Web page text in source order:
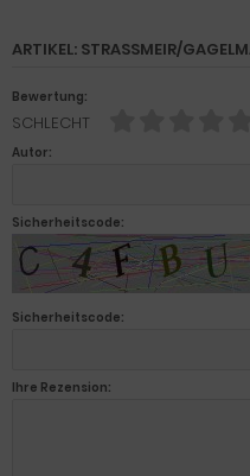
ARTIKEL: STRASSMEIR/
Bewertung:
SCHLECHT
Autor:
Sicherheitscode:
Sicherheitscode:
Ihre Rezension: